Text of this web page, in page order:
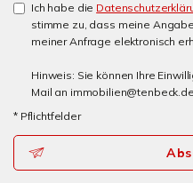
Ich habe die
stimme zu, dass meine
meiner Anfrage elektronisch
Hinweis: Sie können Ihre
Mail an
* Pflichtfelder